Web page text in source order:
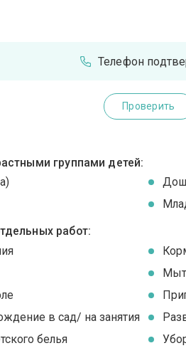
Телефон
Проверить
группами детей:
работ:
в сад/ на занятия
белья